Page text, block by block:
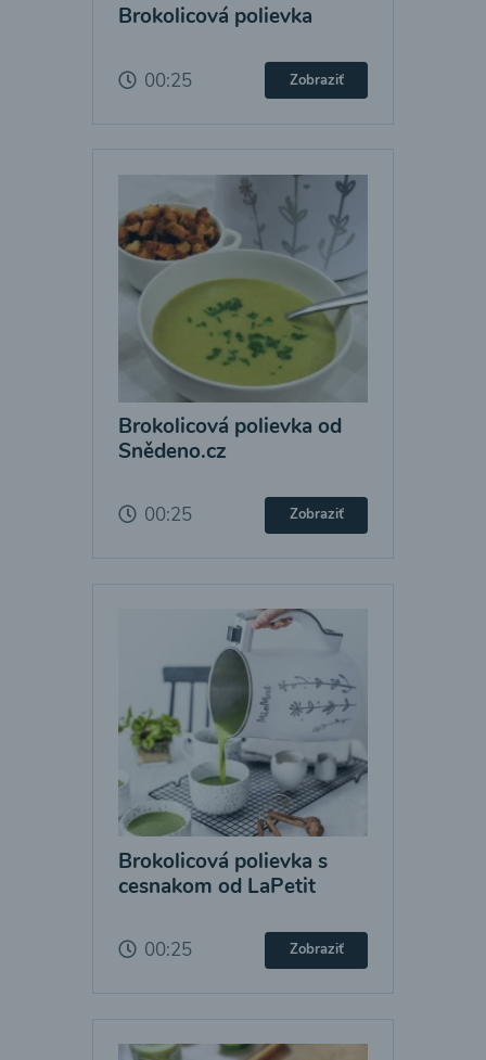
Brokolicová polievka
00:25 Zobraziť
Brokolicová polievka od
Snědeno.cz
00:25 Zobraziť
Brokolicová polievka s
cesnakom od LaPetit
00:25 Zobraziť